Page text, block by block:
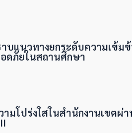
บแนวทางยกระดับความเข้ม
ดภัยในสถานศึกษา
มโปร่งใสในสำนักงานเขตผ่า